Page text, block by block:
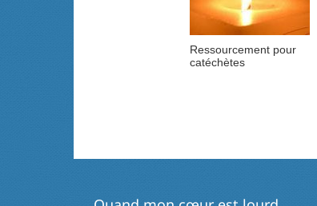
Ressourcement pour
catéchètes